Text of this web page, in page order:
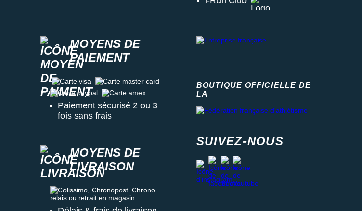
MOYENS DE
PAIEMENT
Carte visa
Carte master card
Carte paypal
Carte amex
Paiement sécurisé 2 ou 3
fois sans frais
MOYENS DE
LIVRAISON
Colissimo, Chronopost, Chrono relais ou retrait en magasin
BOUTIQUE OFFICIELLE DE
LA
SUIVEZ-NOUS
instagram
facebook
stravayoutube